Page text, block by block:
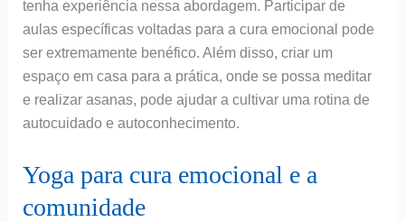
tenha experiência nessa abordagem. Participar de
aulas específicas voltadas para a cura emocional pode
ser extremamente benéfico. Além disso, criar um
espaço em casa para a prática, onde se possa meditar
e realizar asanas, pode ajudar a cultivar uma rotina de
autocuidado e autoconhecimento.
Yoga para cura emocional e a
comunidade